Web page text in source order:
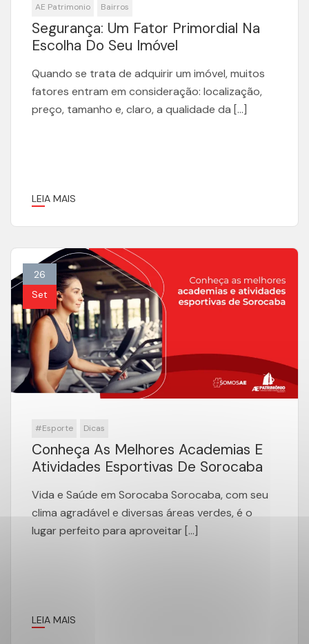
AE Patrimonio Bairros
Segurança: Um Fator Primordial Na
Escolha Do Seu Imóvel
Quando se trata de adquirir um imóvel, muitos
fatores entram em consideração: localização,
preço, tamanho e, claro, a qualidade da […]
LEIA MAIS
26
Set
#Esporte Dicas
Conheça As Melhores Academias E
Atividades Esportivas De Sorocaba
Vida e Saúde em Sorocaba Sorocaba, com seu
clima agradável e diversas áreas verdes, é o
lugar perfeito para aproveitar […]
LEIA MAIS